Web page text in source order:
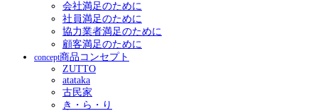
会社満足のために
社員満足のために
協力業者満足のために
顧客満足のために
concept商品コンセプト
ZUTTO
atataka
古民家
き・ら・り